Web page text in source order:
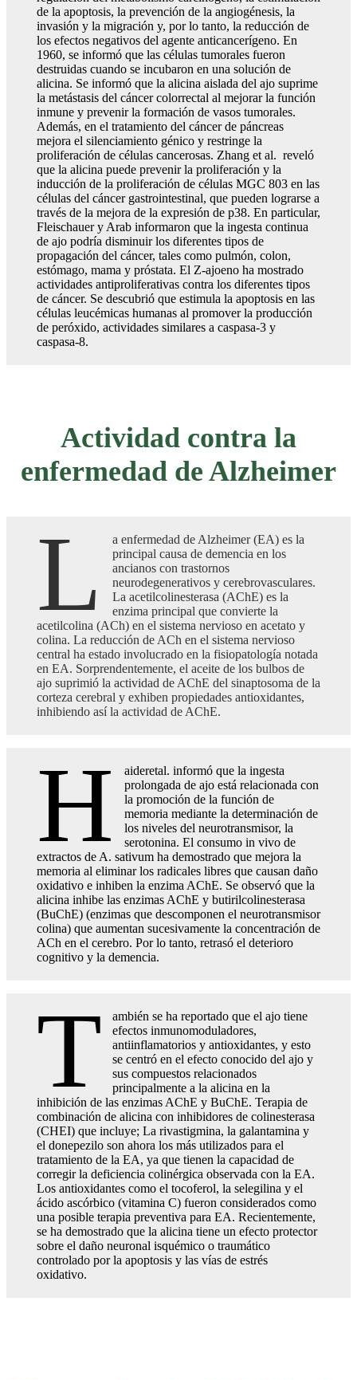
de la apoptosis, la prevención de la angiogénesis, la
invasión y la migración y, por lo tanto, la reducción de
los efectos negativos del agente anticancerígeno. En
1960, se informó que las células tumorales fueron
destruidas cuando se incubaron en una solución de
alicina. Se informó que la alicina aislada del ajo suprime
la metástasis del cáncer colorrectal al mejorar la función
inmune y prevenir la formación de vasos tumorales.
Además, en el tratamiento del cáncer de páncreas
mejora el silenciamiento génico y restringe la
proliferación de células cancerosas. Zhang et al. reveló
que la alicina puede prevenir la proliferación y la
inducción de la proliferación de células MGC 803 en las
células del cáncer gastrointestinal, que pueden lograrse a
través de la mejora de la expresión de p38. En particular,
Fleischauer y Arab informaron que la ingesta continua
de ajo podría disminuir los diferentes tipos de
propagación del cáncer, tales como pulmón, colon,
estómago, mama y próstata. El Z-ajoeno ha mostrado
actividades antiproliferativas contra los diferentes tipos
de cáncer. Se descubrió que estimula la apoptosis en las
células leucémicas humanas al promover la producción
de peróxido, actividades similares a caspasa-3 y
caspasa-8.
Actividad contra la
enfermedad de Alzheimer
L
a enfermedad de Alzheimer (EA) es la
principal causa de demencia en los
ancianos con trastornos
neurodegenerativos y cerebrovasculares.
La acetilcolinesterasa (AChE) es la
enzima principal que convierte la
acetilcolina (ACh) en el sistema nervioso en acetato y
colina. La reducción de ACh en el sistema nervioso
central ha estado involucrado en la fisiopatología notada
en EA. Sorprendentemente, el aceite de los bulbos de
ajo suprimió la actividad de AChE del sinaptosoma de la
corteza cerebral y exhiben propiedades antioxidantes,
inhibiendo así la actividad de AChE.
H
aideretal. informó que la ingesta
prolongada de ajo está relacionada con
la promoción de la función de
memoria mediante la determinación de
los niveles del neurotransmisor, la
serotonina. El consumo in vivo de
extractos de A. sativum ha demostrado que mejora la
memoria al eliminar los radicales libres que causan daño
oxidativo e inhiben la enzima AChE. Se observó que la
alicina inhibe las enzimas AChE y butirilcolinesterasa
(BuChE) (enzimas que descomponen el neurotransmisor
colina) que aumentan sucesivamente la concentración de
ACh en el cerebro. Por lo tanto, retrasó el deterioro
cognitivo y la demencia.
T
ambién se ha reportado que el ajo tiene
efectos inmunomoduladores,
antiinflamatorios y antioxidantes, y esto
se centró en el efecto conocido del ajo y
sus compuestos relacionados
principalmente a la alicina en la
inhibición de las enzimas AChE y BuChE. Terapia de
combinación de alicina con inhibidores de colinesterasa
(CHEI) que incluye; La rivastigmina, la galantamina y
el donepezilo son ahora los más utilizados para el
tratamiento de la EA, ya que tienen la capacidad de
corregir la deficiencia colinérgica observada con la EA.
Los antioxidantes como el tocoferol, la selegilina y el
ácido ascórbico (vitamina C) fueron considerados como
una posible terapia preventiva para EA. Recientemente,
se ha demostrado que la alicina tiene un efecto protector
sobre el daño neuronal isquémico o traumático
controlado por la apoptosis y las vías de estrés
oxidativo.